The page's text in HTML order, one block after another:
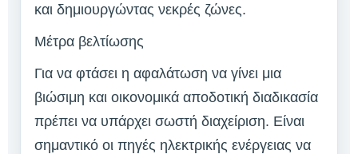
και δημιουργώντας νεκρές ζώνες.
Μέτρα βελτίωσης
Για να φτάσει η αφαλάτωση να γίνει μια
βιώσιμη και οικονομικά αποδοτική διαδικασία
πρέπει να υπάρχει σωστή διαχείριση. Είναι
σημαντικό οι πηγές ηλεκτρικής ενέργειας να